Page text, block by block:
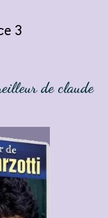
3
de claude